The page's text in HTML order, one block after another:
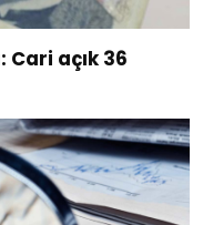
Cari açık 36